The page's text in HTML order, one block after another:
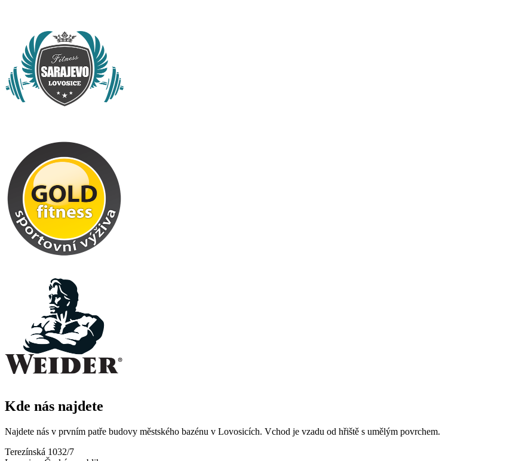
Kde nás najdete
Najdete nás v prvním patře budovy městského bazénu v Lovosicích. Vchod je vzadu od hřiště s umělým povrchem.
Terezínská 1032/7